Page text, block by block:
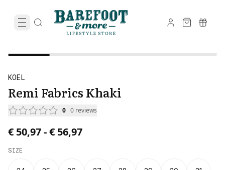
KOEL
Remi Fabrics Khaki
0 0 reviews
Price from € 50,97 to € 56,97.
€ 50,97-€ 56,97
SIZE